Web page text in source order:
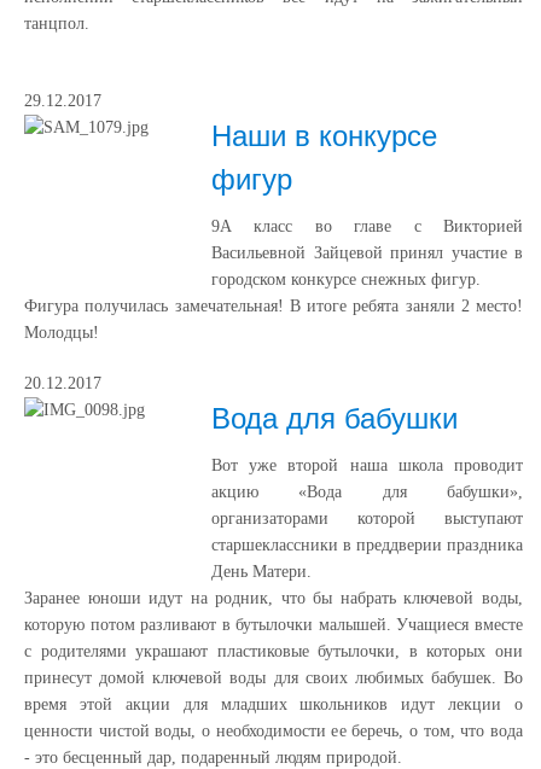
танцпол.
29.12.2017
Наши в конкурсе
фигур
9А класс во главе с Викторией
Васильевной Зайцевой принял участие в
городском конкурсе снежных фигур.
Фигура получилась замечательная! В итоге ребята заняли 2 место!
Молодцы!
20.12.2017
Вода для бабушки
Вот уже второй наша школа проводит
акцию «Вода для бабушки»,
организаторами которой выступают
старшеклассники в преддверии праздника
День Матери.
Заранее юноши идут на родник, что бы набрать ключевой воды,
которую потом разливают в бутылочки малышей. Учащиеся вместе
с родителями украшают пластиковые бутылочки, в которых они
принесут домой ключевой воды для своих любимых бабушек. Во
время этой акции для младших школьников идут лекции о
ценности чистой воды, о необходимости ее беречь, о том, что вода
- это бесценный дар, подаренный людям природой.